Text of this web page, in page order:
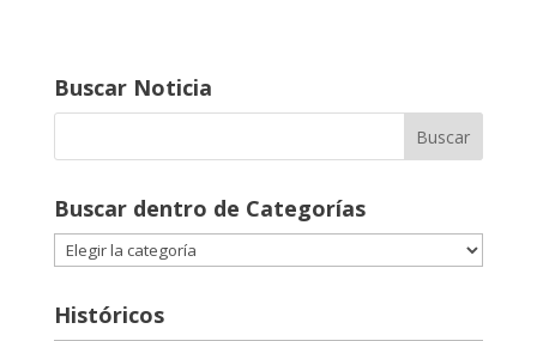
Buscar Noticia
Buscar dentro de Categorías
Buscar
dentro
Categorías
Históricos